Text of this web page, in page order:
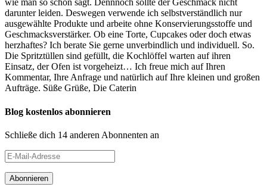
wie man so schön sagt. Dennnoch sollte der Geschmack nicht
darunter leiden. Deswegen verwende ich selbstverständlich nur
ausgewählte Produkte und arbeite ohne Konservierungsstoffe und
Geschmacksverstärker. Ob eine Torte, Cupcakes oder doch etwas
herzhaftes? Ich berate Sie gerne unverbindlich und individuell. So.
Die Spritztüllen sind gefüllt, die Kochlöffel warten auf ihren
Einsatz, der Ofen ist vorgeheizt… Ich freue mich auf Ihren
Kommentar, Ihre Anfrage und natürlich auf Ihre kleinen und großen
Aufträge. Süße Grüße, Die Caterin
Blog kostenlos abonnieren
Schließe dich 14 anderen Abonnenten an
E-
Mail-
Adresse
Abonnieren